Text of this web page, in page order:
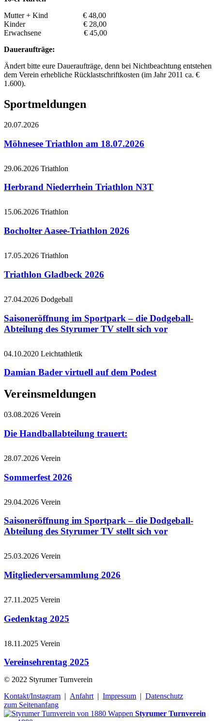
Mutter + Kind € 48,00
Kinder € 28,00
Erwachsene € 45,00
Daueraufträge:
Ändert bitte eure Daueraufträge, denn bei Nichtbeachtung entstehen
dem Verein erhebliche Rücklastschriftkosten (im Jahr 2011 ca. €
1.600).
Sportmeldungen
20.07.2026
Möhnesee Triathlon am 18.07.2026
29.06.2026 Triathlon
Herbrand Niederrhein Triathlon N3T
15.06.2026 Triathlon
Bocholter Aasee-Triathlon 2026
17.05.2026 Triathlon
Triathlon Gladbeck 2026
27.04.2026 Dodgeball
Saisoneröffnung im Sportpark – die Dodgeball-
Abteilung des Styrumer TV stellt sich vor
04.10.2020 Leichtathletik
Damian Bader virtuell auf dem Podest
Vereinsmeldungen
03.08.2026 Verein
Die Handballabteilung trauert:
28.07.2026 Verein
Sommerfest 2026
29.04.2026 Verein
Saisoneröffnung im Sportpark – die Dodgeball-
Abteilung des Styrumer TV stellt sich vor
25.03.2026 Verein
Mitgliederversammlung 2026
27.11.2025 Verein
Gedenktag 2025
18.11.2025 Verein
Vereinsehrentag 2025
© 2022 Styrumer Turnverein
Kontakt/Instagram | Anfahrt | Impressum | Datenschutz
zum Seitenanfang
Styrumer Turnverein